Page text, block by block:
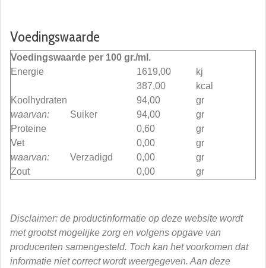
Voedingswaarde
Voedingswaarde per 100 gr./ml.
Energie
1619,00
kj
387,00
kcal
Koolhydraten
94,00
gr
waarvan:
Suiker 94,00
gr
Proteine
0,60
gr
Vet
0,00
gr
waarvan:
Verzadigd 0,00
gr
Zout
0,00 gr
Disclaimer: de productinformatie op deze website wordt
met grootst mogelijke zorg en volgens opgave van
producenten samengesteld. Toch kan het voorkomen dat
informatie niet correct wordt weergegeven. Aan deze